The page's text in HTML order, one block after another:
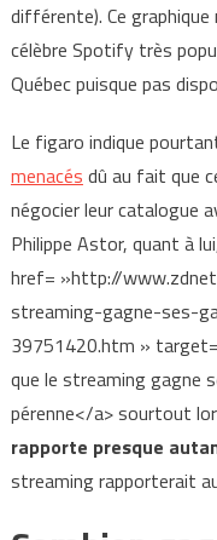
différente). Ce
célèbre Spotify très
Québec puisque pas
Le figaro indique
menacés dû au fait que
négocier leur catalogue
Philippe Astor, quant à
href= »http://
streaming-gagne-ses-
39751420.htm »
que le streaming gagne
pérenne</a> sourtout
rapporte presque
streaming rapporterait